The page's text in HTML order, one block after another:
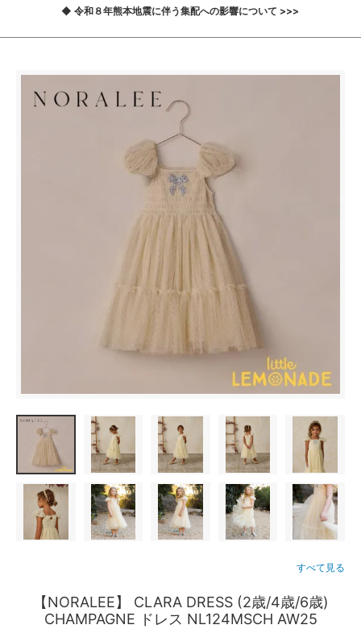
◆ 令和８年熊本地震に伴う集配への影響について >>>
すべて見る
【NORALEE】 CLARA DRESS (2歳/4歳/6歳)
CHAMPAGNE ドレス NL124MSCH AW25